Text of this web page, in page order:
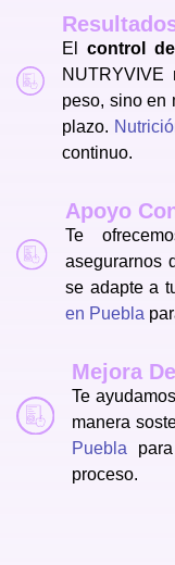
El control
peso, sino en
plazo.
continuo.
Apoyo
Te
asegurarnos
se adapte a
en Puebla
Mejora
Te
manera
Puebla
proceso.